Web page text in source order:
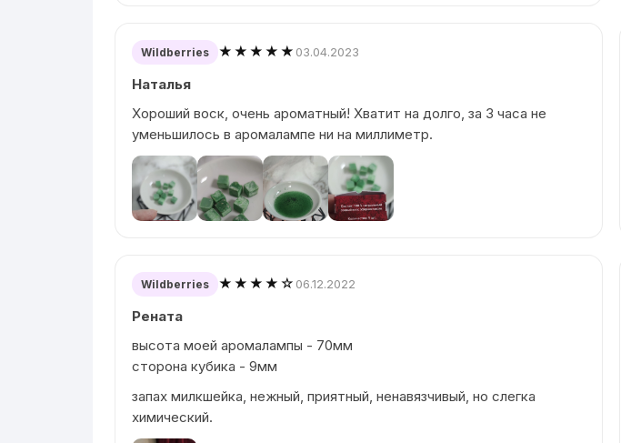
Wildberries ★★★★★ 03.04.2023
Наталья
Хороший воск, очень ароматный! Хватит на долго, за 3 часа не
уменьшилось в аромалампе ни на миллиметр.
Wildberries ★★★★☆ 06.12.2022
Рената
высота моей аромалампы - 70мм
сторона кубика - 9мм
запах милкшейка, нежный, приятный, ненавязчивый, но слегка
химический.